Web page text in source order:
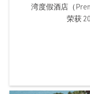
湾度假酒店（
荣获